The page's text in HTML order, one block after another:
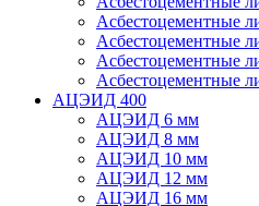
Асбестоцементные
Асбестоцементные
Асбестоцементные
Асбестоцементные
АЦЭИД 400
АЦЭИД 6 мм
АЦЭИД 8 мм
АЦЭИД 10 мм
АЦЭИД 12 мм
АЦЭИД 16 мм